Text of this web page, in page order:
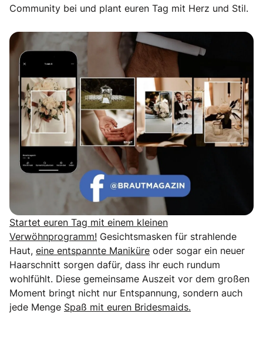
Community bei und plant euren Tag mit Herz und Stil.
Echte Geschichten. Echte Emotionen.
Startet euren Tag mit einem kleinen
Verwöhnprogramm! Gesichtsmasken für strahlende
Haut, eine entspannte Maniküre oder sogar ein neuer
Haarschnitt sorgen dafür, dass ihr euch rundum
wohlfühlt. Diese gemeinsame Auszeit vor dem großen
Moment bringt nicht nur Entspannung, sondern auch
jede Menge Spaß mit euren Bridesmaids.